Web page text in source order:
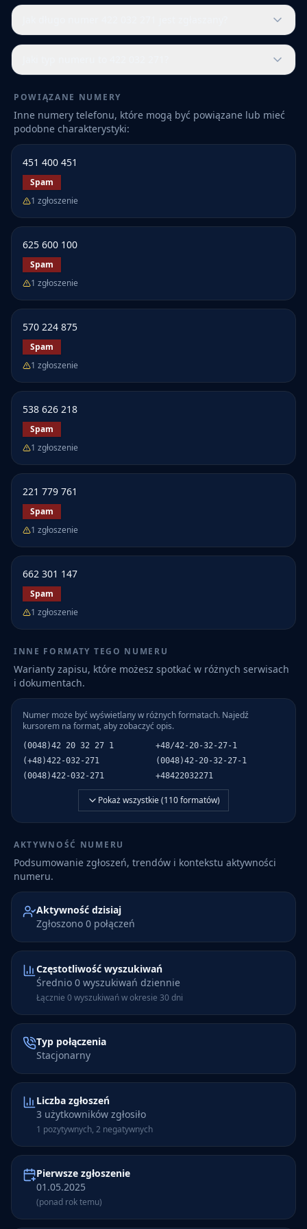
POWIĄZANE NUMERY
Inne numery telefonu, które mogą być powiązane lub mieć
podobne charakterystyki:
451 400 451
Spam
1 zgłoszenie
625 600 100
Spam
1 zgłoszenie
570 224 875
Spam
1 zgłoszenie
538 626 218
Spam
1 zgłoszenie
221 779 761
Spam
1 zgłoszenie
662 301 147
Spam
1 zgłoszenie
INNE FORMATY TEGO NUMERU
Warianty zapisu, które możesz spotkać w różnych serwisach
i dokumentach.
Numer może być wyświetlany w różnych formatach. Najedź
kursorem na format, aby zobaczyć opis.
(0048)42 20 32 27 1
+48/42-20-32-27-1
(+48)422-032-271
(0048)42-20-32-27-1
(0048)422-032-271
+48422032271
Pokaż wszystkie (110formatów)
AKTYWNOŚĆ NUMERU
Podsumowanie zgłoszeń, trendów i kontekstu aktywności
numeru.
Aktywność dzisiaj
Zgłoszono 0 połączeń
Częstotliwość wyszukiwań
Średnio 0 wyszukiwań dziennie
Łącznie 0 wyszukiwań w okresie 30 dni
Typ połączenia
Stacjonarny
Liczba zgłoszeń
3 użytkowników zgłosiło
1 pozytywnych, 2 negatywnych
Pierwsze zgłoszenie
01.05.2025
(ponad rok temu)